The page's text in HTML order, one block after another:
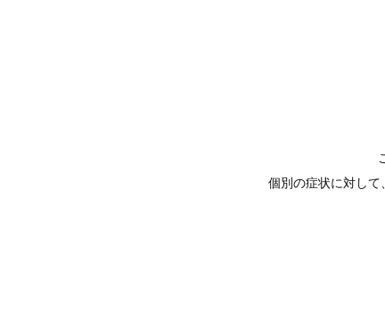
個別の症状に対して